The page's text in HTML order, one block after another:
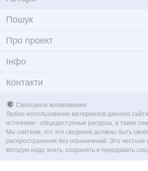
Пошук
Про проект
Iнфо
Контакти
Свободное копирование
Любое использование материалов данного
источники - общедоступные ресурсы, а также
Мы считаем, что эти сведения должны быть
распространения без ограничений. Это честная
которую надо знать, сохранять и передавать